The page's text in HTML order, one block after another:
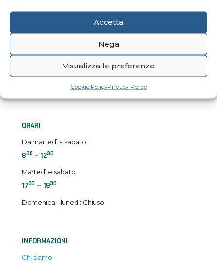
Accetta
Nega
Visualizza le preferenze
Cookie PolicyPrivacy Policy
ordini@pkelettronica.it
Viale S. Marco,
10/12 – 34074 Monfalcone GO
ORARI
Da martedì a sabato:
830 - 1230
Martedì e sabato:
1700 – 1930
Domenica - lunedì: Chiuso
INFORMAZIONI
Chi siamo